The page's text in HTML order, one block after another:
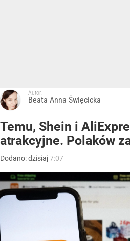
Autor:
Beata Anna Święcicka
Temu, Shein i
atrakcyjne. Polaków
Dodano:dzisiaj7:07